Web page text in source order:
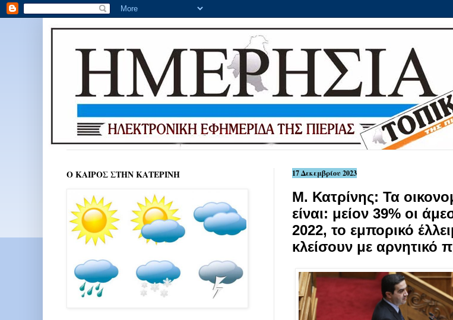
17 Δεκεμβρίου 2023
Μ. Κατρίνης: Τα
είναι: μείον 39% οι
2022, το εμπορικό
κλείσουν με αρνητικό
Ο ΚΑΙΡΟΣ ΣΤΗΝ ΚΑΤΕΡΙΝΗ